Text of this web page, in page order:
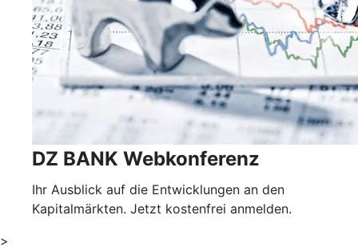
DZ BANK Webkonferenz
Ihr Ausblick auf die Entwicklungen an den
Kapitalmärkten. Jetzt kostenfrei anmelden.
>